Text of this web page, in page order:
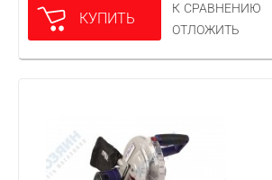
КУПИТЬ
К СРАВНЕНИЮ
ОТЛОЖИТЬ